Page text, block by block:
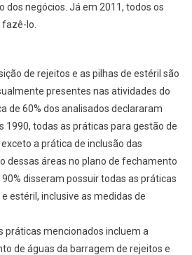
negócios. Já em 2011, todos os
lo.
de rejeitos e as pilhas de estéril são
presentes nas atividades do
de 60% dos analisados declararam
1990, todas as práticas para gestão de
a prática de inclusão das
dessas áreas no plano de fechamento
disseram possuir todas as práticas
estéril, inclusive as medidas de
práticas mencionados incluem a
de águas da barragem de rejeitos e